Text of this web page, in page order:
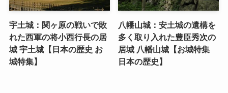
宇土城：関ヶ原の戦いで敗
れた西軍の将小西行長の居
城 宇土城【日本の歴史 お
城特集】
八幡山城：安土城の遺構を
多く取り入れた豊臣秀次の
居城 八幡山城【お城特集
日本の歴史】